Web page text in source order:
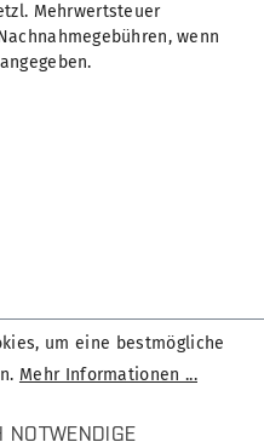
Mehrwertsteuer
wenn
um eine bestmögliche
Mehr Informationen ...
NOTWENDIGE